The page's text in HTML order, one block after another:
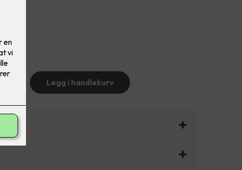
Legg i handlekurv